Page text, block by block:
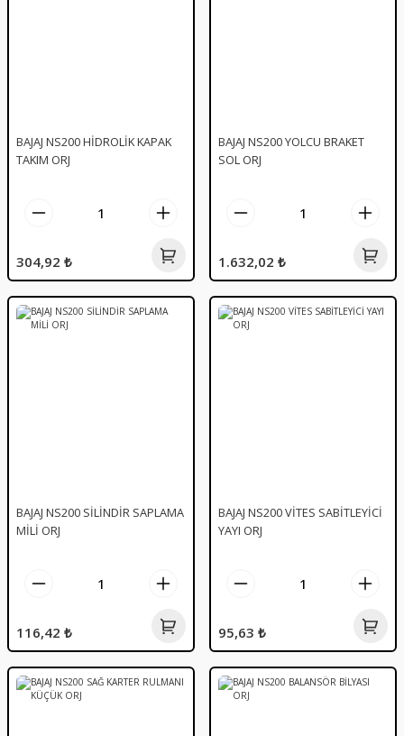
BAJAJ NS200 HİDROLİK KAPAK
TAKIM ORJ
304,92 ₺
BAJAJ NS200 YOLCU BRAKET
SOL ORJ
1.632,02 ₺
BAJAJ NS200 SİLİNDİR SAPLAMA
MİLİ ORJ
116,42 ₺
BAJAJ NS200 VİTES SABİTLEYİCİ
YAYI ORJ
95,63 ₺